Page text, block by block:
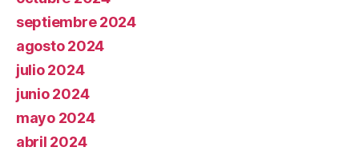
septiembre 2024
agosto 2024
julio 2024
junio 2024
mayo 2024
abril 2024